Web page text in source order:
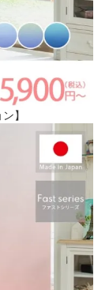
】